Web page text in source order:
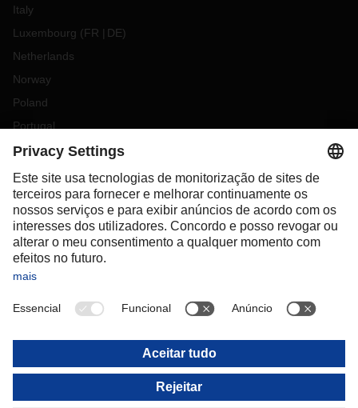
Italy
Luxembourg (FR DE)
Netherlands
Norway
Poland
Portugal
Romania
Slovakia
Spain
Sweden
Switzerland(DE FR)
Turkey
OCEANIA